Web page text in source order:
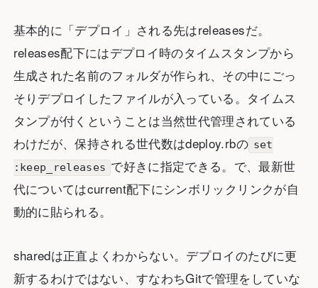
基本的に「デプロイ」される先はreleasesだ。
releases配下にはデプロイ時のタイムスタンプから
生成された名前のフォルダが作られ、その中にごっ
そりデプロイしたファイルが入っている。タイムス
タンプが付くということは当然世代管理されている
わけだが、保持される世代数はdeploy.rbの set
:keep_releases で好きに指定できる。で、最新世
代についてはcurrent配下にシンボリックリンクが自
動的に貼られる。
sharedは正直よくわからない。デプロイのたびに更
新するわけではない、すなわちGitで管理をしていな